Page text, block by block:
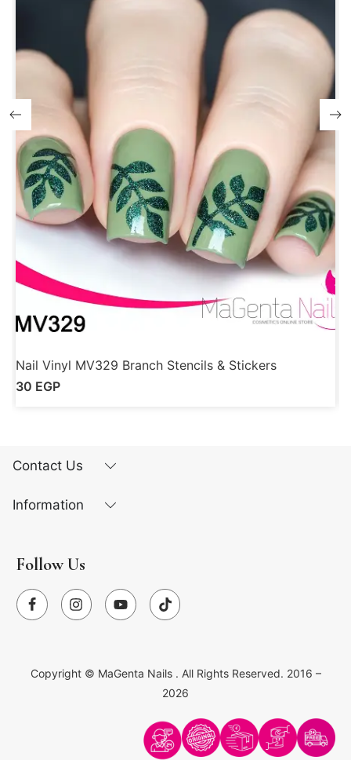
Nail Vinyl MV329 Branch Stencils & Stickers
30 EGP
Contact Us
Information
Follow Us
Copyright © MaGenta Nails . All Rights Reserved. 2016 –
2026